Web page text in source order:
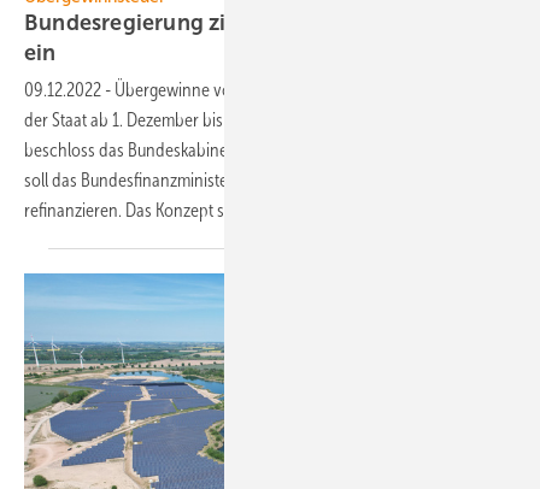
Bundesregierung zieht Grünstrom-Mehrerlöse
ein
09.12.2022 - Übergewinne von Erneuerbare-Energien-Anlagen wird
der Staat ab 1. Dezember bis vorerst 30. Juni 2023 abschöpfen. Das
beschloss das Bundeskabinett am 25. November. Mit dem Instrument
soll das Bundesfinanzministerium eine Strompreisdeckelung
refinanzieren. Das Konzept sieht vor, die Gewinne